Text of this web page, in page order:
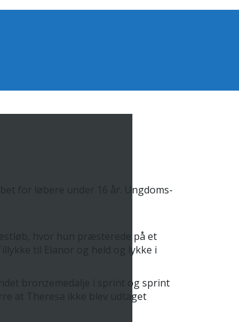
for løbere under 16 år. Ungdoms-
hvor hun præsterede på et
til Elanor og held og lykke i
bronzemedalje i sprint og sprint
at Theresa ikke blev udtaget